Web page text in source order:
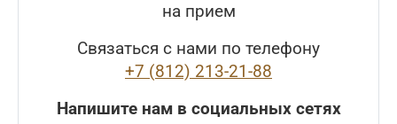
на прием
Связаться с нами по телефону
+7 (812) 213-21-88
Напишите нам в социальных сетях